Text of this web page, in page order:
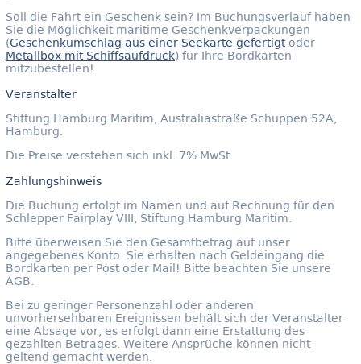
Soll die Fahrt ein Geschenk sein? Im Buchungsverlauf haben
Sie die Möglichkeit maritime Geschenkverpackungen
(Geschenkumschlag aus einer Seekarte gefertigtoder
Metallbox mit Schiffsaufdruck) für Ihre Bordkarten
mitzubestellen!
Veranstalter
Stiftung Hamburg Maritim, Australiastraße Schuppen 52A,
Hamburg.
Die Preise verstehen sich inkl. 7% MwSt.
Zahlungshinweis
Die Buchung erfolgt im Namen und auf Rechnung für den
Schlepper Fairplay VIII, Stiftung Hamburg Maritim.
Bitte überweisen Sie den Gesamtbetrag auf unser
angegebenes Konto. Sie erhalten nach Geldeingang die
Bordkarten per Post oder Mail! Bitte beachten Sie unsere
AGB.
Bei zu geringer Personenzahl oder anderen
unvorhersehbaren Ereignissen behält sich der Veranstalter
eine Absage vor, es erfolgt dann eine Erstattung des
gezahlten Betrages. Weitere Ansprüche können nicht
geltend gemacht werden.